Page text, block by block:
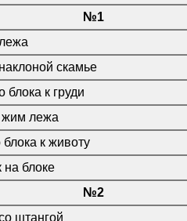
№1
скамье
блока к груди
жим лежа
к животу
на блоке
№2
штангой